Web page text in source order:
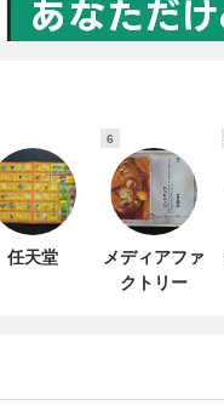
任天堂
6
メディアファ
クトリー